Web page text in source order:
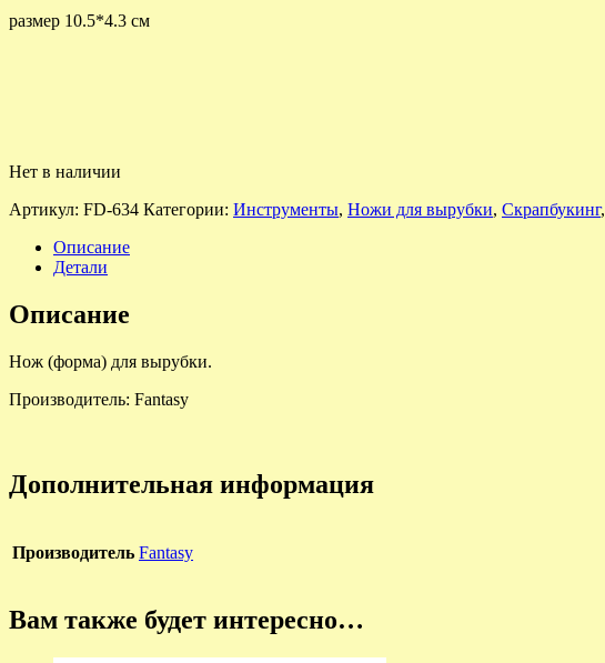
размер 10.5*4.3 см
Нет в наличии
Артикул: FD-634 Категории: Инструменты, Ножи для вырубки, Скрапбукинг,
Описание
Детали
Описание
Нож (форма) для вырубки.
Производитель: Fantasy
Дополнительная информация
Производитель Fantasу
Вам также будет интересно…